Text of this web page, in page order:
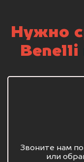
Нужно
Benelli
Звоните нам
или